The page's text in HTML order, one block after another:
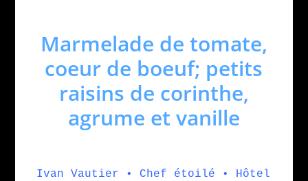
Marmelade de tomate,
coeur de boeuf; petits
raisins de corinthe,
agrume et vanille
Ivan Vautier • Chef étoilé • Hôtel